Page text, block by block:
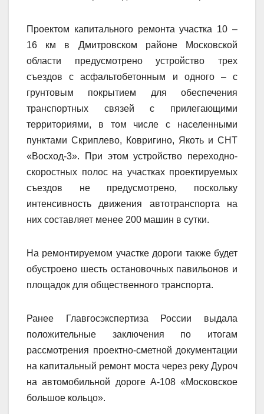
Проектом капитального ремонта участка 10 –
16 км в Дмитровском районе Московской
области предусмотрено устройство трех
съездов с асфальтобетонным и одного – с
грунтовым покрытием для обеспечения
транспортных связей с прилегающими
территориями, в том числе с населенными
пунктами Скриплево, Ковригино, Якоть и СНТ
«Восход-3». При этом устройство переходно-
скоростных полос на участках проектируемых
съездов не предусмотрено, поскольку
интенсивность движения автотранспорта на
них составляет менее 200 машин в сутки.
На ремонтируемом участке дороги также будет
обустроено шесть остановочных павильонов и
площадок для общественного транспорта.
Ранее Главгосэкспертиза России выдала
положительные заключения по итогам
рассмотрения проектно-сметной документации
на капитальный ремонт моста через реку Дуроч
на автомобильной дороге А-108 «Московское
большое кольцо».